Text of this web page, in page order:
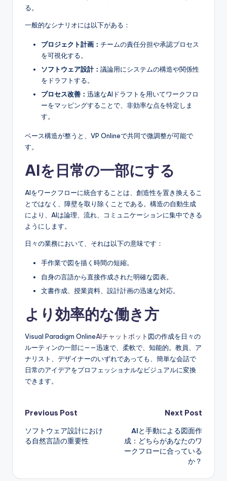
る。
一般的なシナリオには以下がある：
プロジェクト計画： チームの責任分担や承認プロセス
を可視化する。
ソフトウェア設計： 議論用にシステムの構造や関係性
をドラフトする。
プロセス改善： 迅速なAIドラフトを用いてワークフロ
ーをマッピングすることで、非効率な点を特定しま
す。
ベース構造が整うと、VP Onlineで共同で微調整が可能で
す。
AIを日常の一部にする
AIをワークフローに統合することは、創造性を置き換えるこ
とではなく、障壁を取り除くことである。構造の自動生成
により、AIは論理、流れ、コミュニケーションに集中できる
ようにします。
日々の業務において、それは以下の意味です：
手作業で図を描く時間の短縮。
自身の言語から直接作成された明確な図表。
文書作成、授業資料、設計計画の迅速な対応。
より効率的な働き方
Visual Paradigm OnlineAIチャットボット 図の作成を日々の
ルーティンの一部に——迅速で、柔軟で、知能的。教員、ア
ナリスト、デザイナーのいずれであっても、簡単な会話で
日常のアイデアをプロフェッショナルなビジュアルに変換
できます。
Post
navigation
Previous Post
ソフトウェア設計におけ
る自然言語の重要性
Next Post
AIと手動による図面作
成：どちらがあなたのワ
ークフローに合っている
か？